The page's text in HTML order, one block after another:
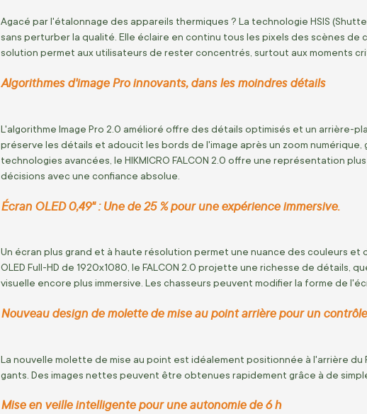
Agacé par l'étalonnage des appareils thermiques ? La technologie HSIS
sans perturber la qualité. Elle éclaire en continu tous les pixels des scènes
solution permet aux utilisateurs de rester concentrés, surtout aux moments
Algorithmes d'image Pro innovants, dans les moindres détails
L'algorithme Image Pro 2.0 amélioré offre des détails optimisés et un arrière-
préserve les détails et adoucit les bords de l'image après un zoom
technologies avancées, le HIKMICRO FALCON 2.0 offre une représentation
décisions avec une confiance absolue.
Écran OLED 0,49" : Une de 25 % pour une expérience immersive.
Un écran plus grand et à haute résolution permet une nuance des couleurs
OLED Full-HD de 1920x1080, le FALCON 2.0 projette une richesse de
visuelle encore plus immersive. Les chasseurs peuvent modifier la forme de
Nouveau design de molette de mise au point arrière pour un
La nouvelle molette de mise au point est idéalement positionnée à l'arrière du
gants. Des images nettes peuvent être obtenues rapidement grâce à de
Mise en veille intelligente pour une autonomie de 6 h